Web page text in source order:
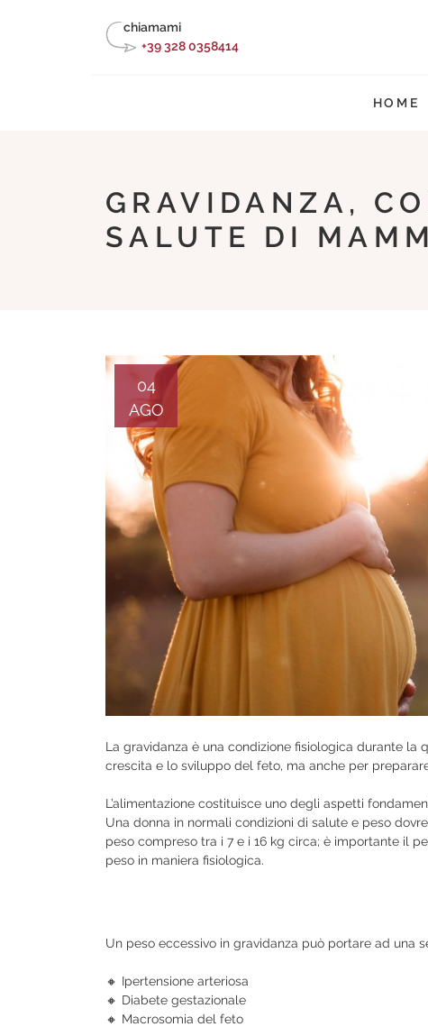
chiamami
+39 328 0358414
HOME
GRAVIDANZA,
SALUTE DI
04
AGO
La gravidanza è una condizione fisiologica durante
crescita e lo sviluppo del feto, ma anche per
L’alimentazione costituisce uno degli aspetti
Una donna in normali condizioni di salute e peso
peso compreso tra i 7 e i 16 kg circa; è importante il
peso in maniera fisiologica.
Un peso eccessivo in gravidanza può portare ad una
🔸 Ipertensione arteriosa
🔸 Diabete gestazionale
🔸 Macrosomia del feto